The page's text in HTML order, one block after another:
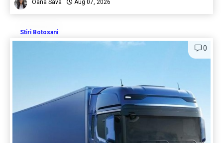
Oana Sava Aug 07, 2026
Stiri Botosani
0